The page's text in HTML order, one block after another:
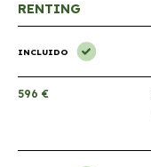
RENTING
INCLUIDO
596 €